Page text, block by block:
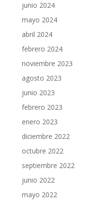
junio 2024
mayo 2024
abril 2024
febrero 2024
noviembre 2023
agosto 2023
junio 2023
febrero 2023
enero 2023
diciembre 2022
octubre 2022
septiembre 2022
junio 2022
mayo 2022